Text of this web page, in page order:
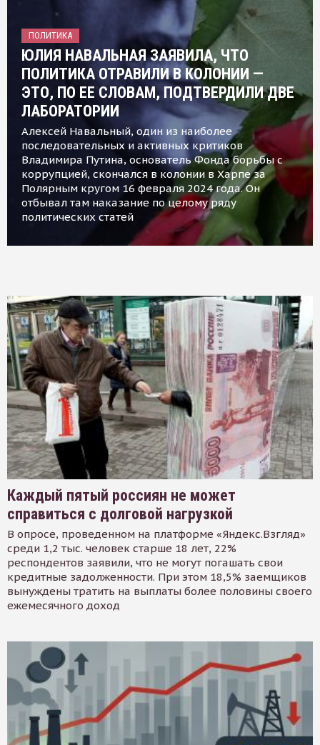
ПОЛИТИКА
ЮЛИЯ НАВАЛЬНАЯ ЗАЯВИЛА, ЧТО
ПОЛИТИКА ОТРАВИЛИ В КОЛОНИИ —
ЭТО, ПО ЕЕ СЛОВАМ, ПОДТВЕРДИЛИ ДВЕ
ЛАБОРАТОРИИ
Алексей Навальный, один из наиболее
последовательных и активных критиков
Владимира Путина, основатель Фонда борьбы с
коррупцией, скончался в колонии в Харпе за
Полярным кругом 16 февраля 2024 года. Он
отбывал там наказание по целому ряду
политических статей
Каждый пятый россиян не может
справиться с долговой нагрузкой
В опросе, проведенном на платформе «Яндекс.Взгляд»
среди 1,2 тыс. человек старше 18 лет, 22%
респондентов заявили, что не могут погашать свои
кредитные задолженности. При этом 18,5% заемщиков
вынуждены тратить на выплаты более половины своего
ежемесячного доход